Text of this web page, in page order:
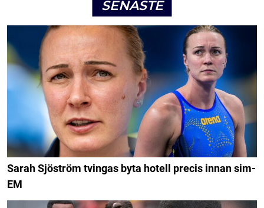
SENASTE
Sarah Sjöström tvingas byta hotell precis innan sim-
EM